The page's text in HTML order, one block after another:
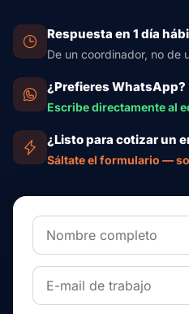
Respuesta en 1 día
De un coordinador, no de
¿Prefieres WhatsApp?
Escribe directamente al
¿Listo para cotizar un
Sáltate el formulario —